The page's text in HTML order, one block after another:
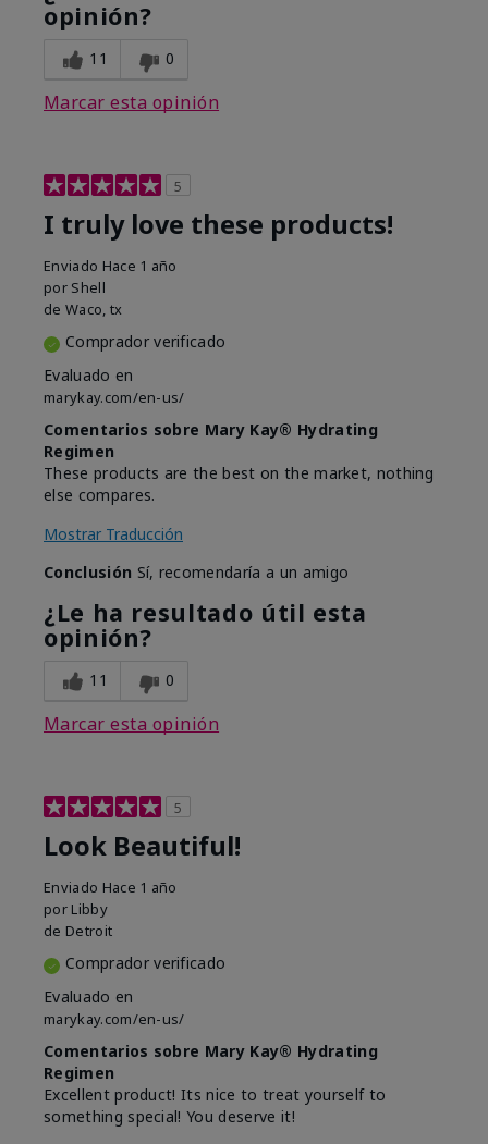
opinión?
11 0
Marcar esta opinión
5
I truly love these products!
Enviado Hace 1 año
por Shell
de Waco, tx
Comprador verificado
Evaluado en
marykay.com/en-us/
Comentarios sobre Mary Kay® Hydrating
Regimen
These products are the best on the market, nothing
else compares.
Mostrar Traducción
Conclusión Sí, recomendaría a un amigo
¿Le ha resultado útil esta
opinión?
11 0
Marcar esta opinión
5
Look Beautiful!
Enviado Hace 1 año
por Libby
de Detroit
Comprador verificado
Evaluado en
marykay.com/en-us/
Comentarios sobre Mary Kay® Hydrating
Regimen
Excellent product! Its nice to treat yourself to
something special! You deserve it!